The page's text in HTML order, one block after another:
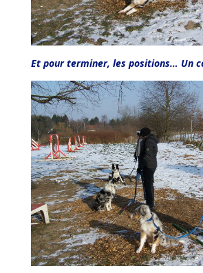
Et pour terminer, les positions… Un